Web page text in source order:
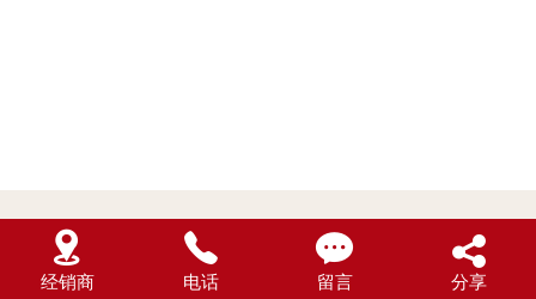

经销商

电话

留言

分享